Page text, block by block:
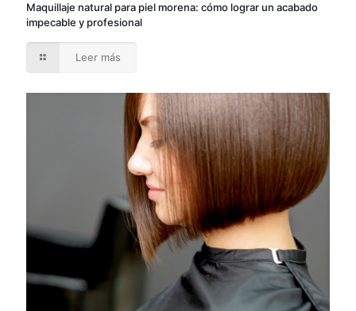
Maquillaje natural para piel morena: cómo lograr un acabado
impecable y profesional
Leer más